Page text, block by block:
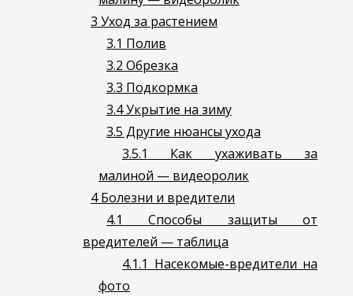
3 Уход за растением
3.1 Полив
3.2 Обрезка
3.3 Подкормка
3.4Укрытие на зиму
3.5 Другие нюансы ухода
3.5.1
Как ухаживать за
малиной — видеоролик
4Болезни и вредители
4.1
Способы защиты от
вредителей — таблица
4.1.1 Насекомые-вредители на
фото